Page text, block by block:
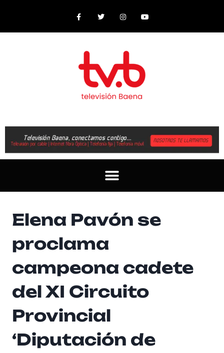
Elena Pavón se
proclama
campeona cadete
del XI Circuito
Provincial
‘Diputación de